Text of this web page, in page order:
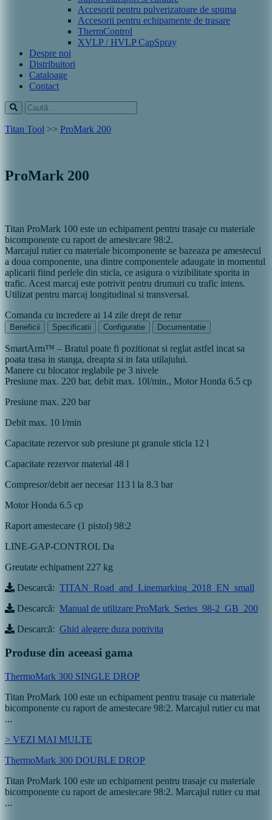
Accesorii pentru pulverizatoare de spuma
Accesorii pentru echipamente de trasare
ThermControl
XVLP / HVLP CapSpray
Despre noi
Distribuitori
Cataloage
Contact
Titan Tool >> ProMark 200
ProMark 200
Titan ProMark 100 este un echipament pentru trasaje cu materiale
bicomponente cu raport de amestecare 98:2.
Marcajul rutier cu materiale bicomponente se bazeaza pe amestecul
a doua componente, una dintre componentele adaugate in momentul
aplicarii fiind perlele din sticla, ce asigura o vizibilitate sporita in
trafic. Acest marcaj este potrivit pentru drumuri cu trafic intens.
Utilizat pentru marcaj longitudinal si transversal.
Comanda cu incredere ai 14 zile drept de retur
Beneficii Specificatii Configuratie Documentatie
SmartArm™ – Bratul poate fi pozitionat si reglat astfel incat sa
poata trasa in stanga, dreapta si in fata utilajului.
Manere cu blocator reglabile pe 3 nivele
Presiune max. 220 bar, debit max. 10l/min., Motor Honda 6.5 cp
Presiune max. 220 bar
Debit max. 10 l/min
Capacitate rezervor sub presiune pt granule sticla 12 l
Capacitate rezervor material 48 l
Compresor/debit aer necesar 113 l la 8.3 bar
Motor Honda 6.5 cp
Raport amestecare (1 pistol) 98:2
LINE-GAP-CONTROL Da
Greutate echipament 227 kg
Descarcă: TITAN_Road_and_Linemarking_2018_EN_small
Descarcă: Manual de utilizare ProMark_Series_98-2_GB_200
Descarcă: Ghid alegere duza potrivita
Produse din aceeasi gama
ThermoMark 300 SINGLE DROP
Titan ProMark 100 este un echipament pentru trasaje cu materiale
bicomponente cu raport de amestecare 98:2. Marcajul rutier cu mat
...
> VEZI MAI MULTE
ThermoMark 300 DOUBLE DROP
Titan ProMark 100 este un echipament pentru trasaje cu materiale
bicomponente cu raport de amestecare 98:2. Marcajul rutier cu mat
...